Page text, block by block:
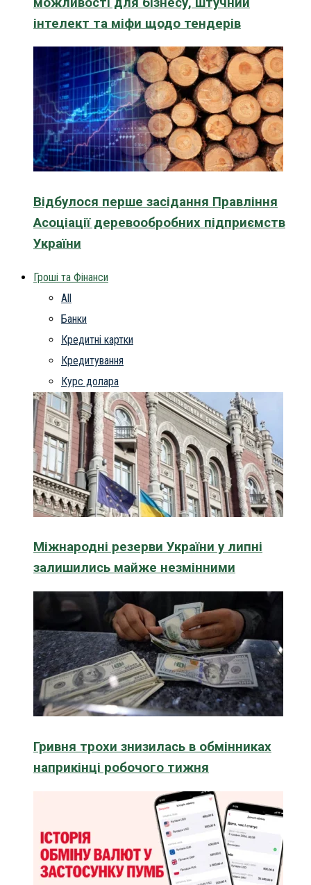
інтелект та міфи щодо тендерів
Відбулося перше засідання Правління
Асоціації деревообробних підприємств
України
Гроші та Фінанси
All
Банки
Кредитні картки
Кредитування
Курс долара
Міжнародні резерви України у липні
залишились майже незмінними
Гривня трохи знизилась в обмінниках
наприкінці робочого тижня